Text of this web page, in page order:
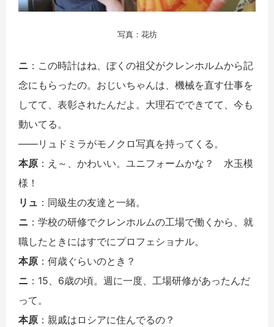
写真：花坊
ニ ：この時計はね、ぼくの祖父がクレンホルムから記
念にもらったの。おじいちゃんは、機械を直す仕事を
してて、表彰されたんだよ。大理石でできてて、今も
動いてる。
――リュドミラがモノクロ写真を持ってくる。
本原 ：え～、かわいい。ユニフォームかな？ 水玉模
様！
リュ ：同級生の友達と一緒。
ニ ：学校の研修でクレンホルムの工場で働くから、就
職したときにはすでにプロフェショナル。
本原 ：何歳ぐらいのとき？
ニ ：15、6歳の頃。週に一度、工場研修があったんだ
って。
本原 ：親戚はロシアに住んでるの？